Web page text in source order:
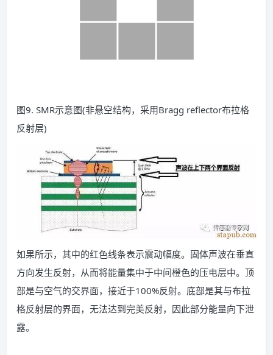
图9. SMR示意图(非悬空结构，采用Bragg reflector布拉格
反射层)
如果所示，其中的红色线条表示震动幅度。固体声波在垂直
方向发生反射，从而将能量集中于中间橙色的压电层中。顶
部是与空气的交界面，接近于100%反射。底部是其与布拉
格反射层的界面，无法达到完美反射，因此部分能量向下泄
露。